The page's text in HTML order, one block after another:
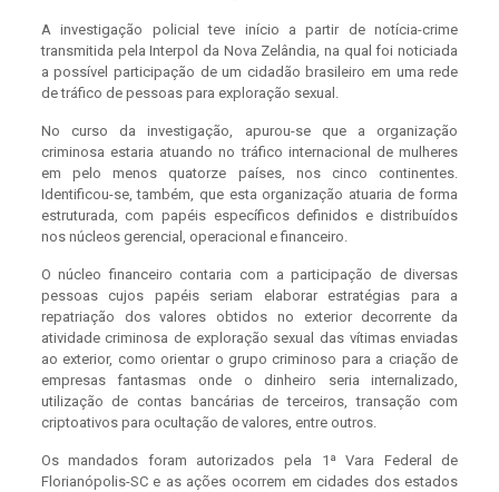
A investigação policial teve início a partir de notícia-crime
transmitida pela Interpol da Nova Zelândia, na qual foi noticiada
a possível participação de um cidadão brasileiro em uma rede
de tráfico de pessoas para exploração sexual.
No curso da investigação, apurou-se que a organização
criminosa estaria atuando no tráfico internacional de mulheres
em pelo menos quatorze países, nos cinco continentes.
Identificou-se, também, que esta organização atuaria de forma
estruturada, com papéis específicos definidos e distribuídos
nos núcleos gerencial, operacional e financeiro.
O núcleo financeiro contaria com a participação de diversas
pessoas cujos papéis seriam elaborar estratégias para a
repatriação dos valores obtidos no exterior decorrente da
atividade criminosa de exploração sexual das vítimas enviadas
ao exterior, como orientar o grupo criminoso para a criação de
empresas fantasmas onde o dinheiro seria internalizado,
utilização de contas bancárias de terceiros, transação com
criptoativos para ocultação de valores, entre outros.
Os mandados foram autorizados pela 1ª Vara Federal de
Florianópolis-SC e as ações ocorrem em cidades dos estados